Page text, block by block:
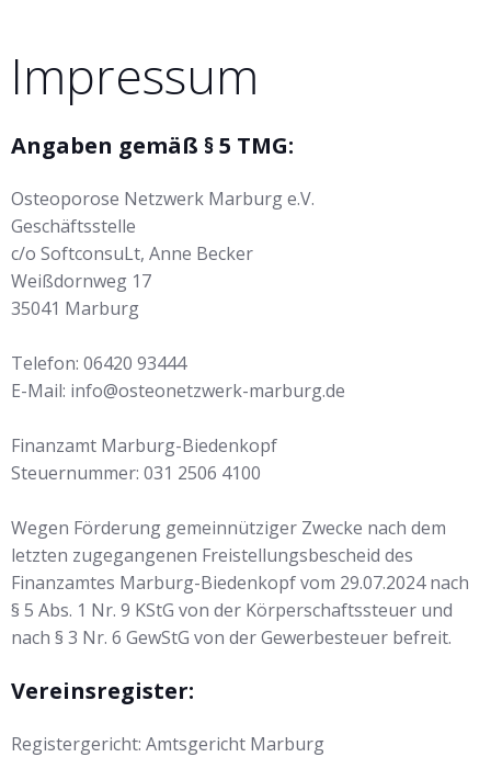
Impressum
Angaben gemäß § 5 TMG:
Osteoporose Netzwerk Marburg e.V.
Geschäftsstelle
c/o SoftconsuLt, Anne Becker
Weißdornweg 17
35041 Marburg
Telefon: 06420 93444
E-Mail: info@osteonetzwerk-marburg.de
Finanzamt Marburg-Biedenkopf
Steuernummer: 031 2506 4100
Wegen Förderung gemeinnütziger Zwecke nach dem
letzten zugegangenen Freistellungsbescheid des
Finanzamtes Marburg-Biedenkopf vom 29.07.2024 nach
§ 5 Abs. 1 Nr. 9 KStG von der Körperschaftssteuer und
nach § 3 Nr. 6 GewStG von der Gewerbesteuer befreit.
Vereinsregister:
Registergericht: Amtsgericht Marburg